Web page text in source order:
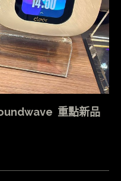
重點新品